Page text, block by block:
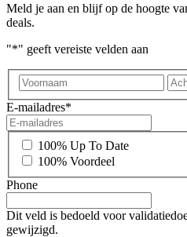
Meld je aan en blijf op de hoogte
deals.
"*" geeft vereiste velden aan
E-mailadres*
*
100% Up To Date
100% Voordeel
Phone
Dit veld is bedoeld voor
gewijzigd.